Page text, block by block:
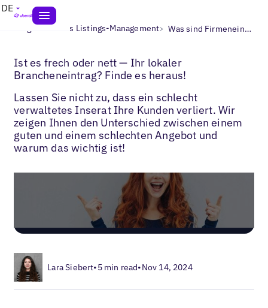
DE
Blogs> Lokales Listings-Management> Was sind Firmeneinträge?
Ist es frech oder nett — Ihr lokaler
Brancheneintrag? Finde es heraus!
Lassen Sie nicht zu, dass ein schlecht
verwaltetes Inserat Ihre Kunden verliert. Wir
zeigen Ihnen den Unterschied zwischen einem
guten und einem schlechten Angebot und
warum das wichtig ist!
Lara Siebert•5 min read•Nov 14, 2024